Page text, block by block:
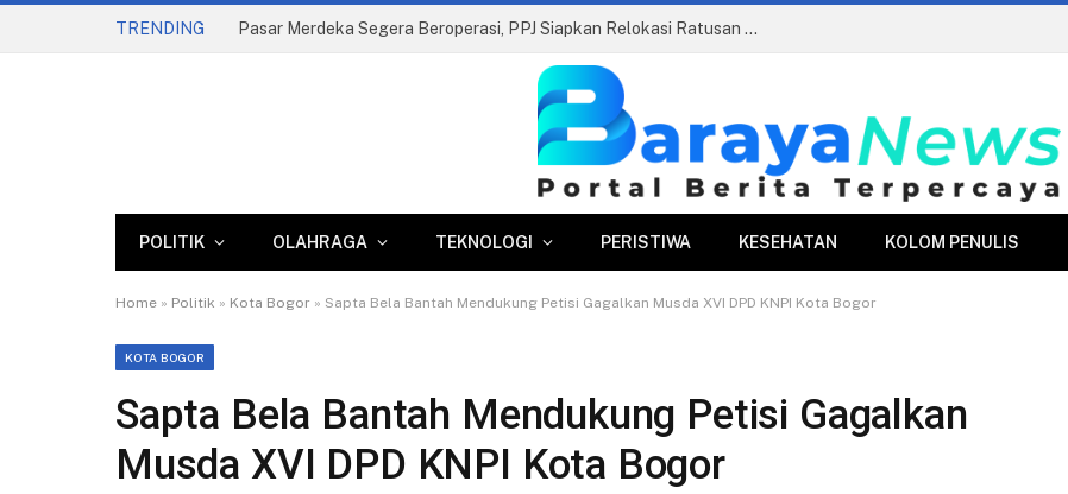
TRENDING Pasar Merdeka Segera Beroperasi, PPJ Siapkan Relokasi Ratusan Pedagang dan PKL
POLITIK OLAHRAGA TEKNOLOGI PERISTIWA KESEHATAN KOLOM PENULIS
Home » Politik » Kota Bogor » Sapta Bela Bantah Mendukung Petisi Gagalkan Musda XVI DPD KNPI Kota Bogor
KOTA BOGOR
Sapta Bela Bantah Mendukung Petisi Gagalkan
Musda XVI DPD KNPI Kota Bogor